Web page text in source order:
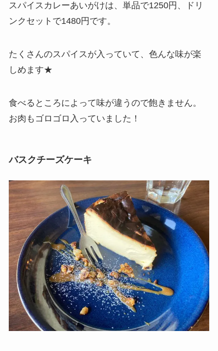
スパイスカレーあいがけは、単品で1250円、ドリ
ンクセットで1480円です。
たくさんのスパイスが入っていて、色んな味が楽
しめます★
食べるところによって味が違うので飽きません。
お肉もゴロゴロ入っていました！
バスクチーズケーキ